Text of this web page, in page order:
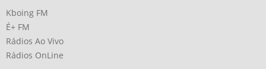
Kboing FM
É+ FM
Rádios Ao Vivo
Rádios OnLine